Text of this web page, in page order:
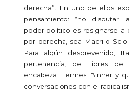
derecha”. En uno de ellos
pensamiento: “no disputar
poder político es resignarse a
por derecha, sea Macri o
Para algún desprevenido,
pertenencia, de Libres
encabeza Hermes Binner y
conversaciones con el